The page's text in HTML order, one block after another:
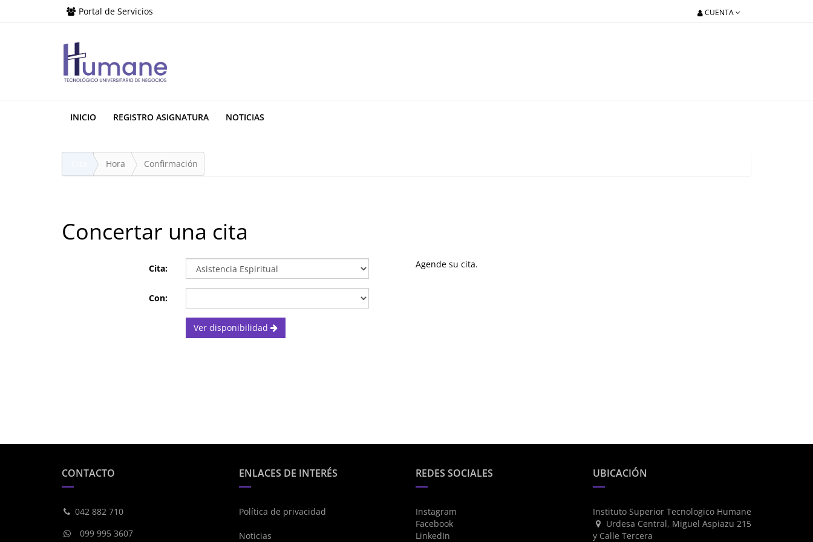
Portal de Servicios CUENTA
INICIO REGISTRO ASIGNATURA NOTICIAS
Hora Confirmación
Concertar una cita
Cita:
Con:
Ver disponibilidad
Agende su cita.
CONTACTO
042 882 710
099 995 3607
ENLACES DE INTERÉS
Política de privacidad
Noticias
REDES SOCIALES
Instagram
Facebook
LinkedIn
UBICACIÓN
Instituto Superior Tecnologico Humane
Urdesa Central, Miguel Aspiazu 215
y Calle Tercera